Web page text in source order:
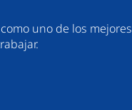
uno de los mejores